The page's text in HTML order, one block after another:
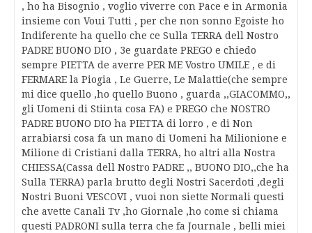
, ho ha Bisognio , voglio viverre con Pace e in Armonia
insieme con Voui Tutti , per che non sonno Egoiste ho
Indiferente ha quello che ce Sulla TERRA dell Nostro
PADRE BUONO DIO , 3e guardate PREGO e chiedo
sempre PIETTA de averre PER ME Vostro UMILE , e di
FERMARE la Piogia , Le Guerre, Le Malattie(che sempre
mi dice quello ,ho quello Buono , guarda ,,GIACOMMO,,
gli Uomeni di Stiinta cosa FA) e PREGO che NOSTRO
PADRE BUONO DIO ha PIETTA di lorro , e di Non
arrabiarsi cosa fa un mano di Uomeni ha Milionione e
Milione di Cristiani dalla TERRA, ho altri alla Nostra
CHIESSA(Cassa dell Nostro PADRE ,, BUONO DIO,,che ha
Sulla TERRA) parla brutto degli Nostri Sacerdoti ,degli
Nostri Buoni VESCOVI , vuoi non siette Normali questi
che avette Canali Tv ,ho Giornale ,ho come si chiama
questi PADRONI sulla terra che fa Journale , belli miei